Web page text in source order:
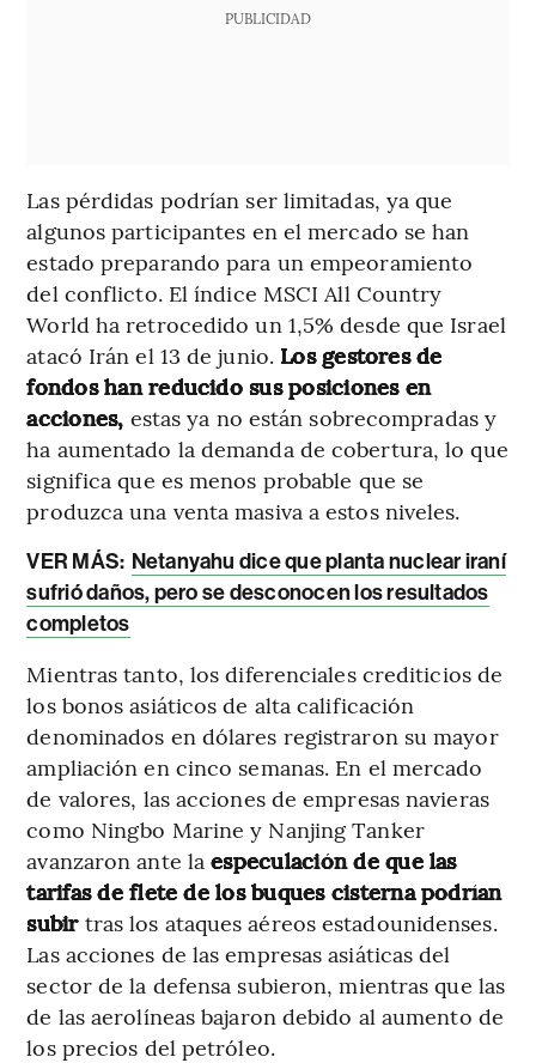
PUBLICIDAD
Las pérdidas podrían ser limitadas, ya que
algunos participantes en el mercado se han
estado preparando para un empeoramiento
del conflicto. El índice MSCI All Country
World ha retrocedido un 1,5% desde que Israel
atacó Irán el 13 de junio. Los gestores de
fondos han reducido sus posiciones en
acciones, estas ya no están sobrecompradas y
ha aumentado la demanda de cobertura, lo que
significa que es menos probable que se
produzca una venta masiva a estos niveles.
VER MÁS: Netanyahu dice que planta nuclear iraní
sufrió daños, pero se desconocen los resultados
completos
Mientras tanto, los diferenciales crediticios de
los bonos asiáticos de alta calificación
denominados en dólares registraron su mayor
ampliación en cinco semanas. En el mercado
de valores, las acciones de empresas navieras
como Ningbo Marine y Nanjing Tanker
avanzaron ante laespeculación de que las
tarifas de flete de los buques cisterna podrían
subirtras los ataques aéreos estadounidenses.
Las acciones de las empresas asiáticas del
sector de la defensa subieron, mientras que las
de las aerolíneas bajaron debido al aumento de
los precios del petróleo.